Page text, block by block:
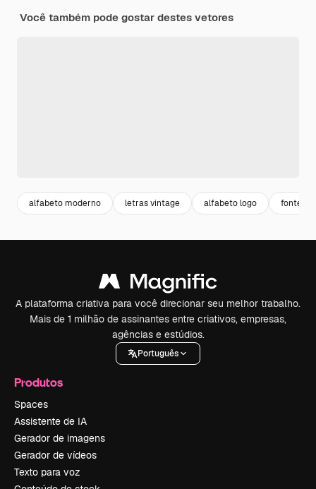
Você também pode gostar destes vetores
alfabeto moderno letras vintage alfabeto logo fontes
A plataforma criativa para você direcionar seu melhor trabalho.
Mais de 1 milhão de assinantes entre criativos, empresas,
agências e estúdios.
Português
Produtos
Spaces
Assistente de IA
Gerador de imagens
Gerador de vídeos
Texto para voz